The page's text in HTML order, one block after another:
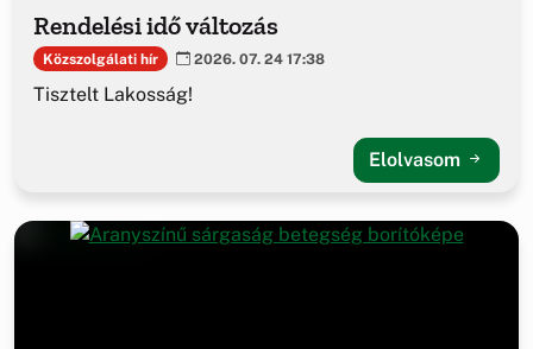
Rendelési idő változás
Közszolgálati hír 2026. 07. 24 17:38
Tisztelt Lakosság!
Elolvasom